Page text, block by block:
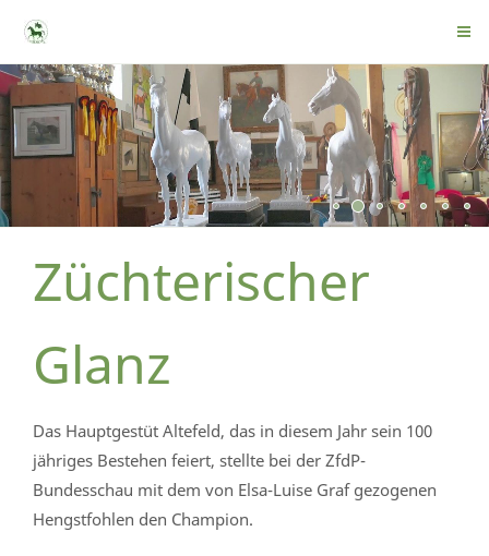
Züchterischer
Glanz
Das Hauptgestüt Altefeld, das in diesem Jahr sein 100
jähriges Bestehen feiert, stellte bei der ZfdP-
Bundesschau mit dem von Elsa-Luise Graf gezogenen
Hengstfohlen den Champion.